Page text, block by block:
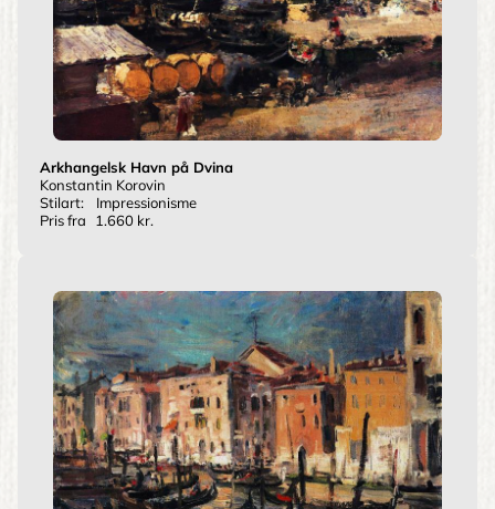
Arkhangelsk Havn på Dvina
Konstantin Korovin
Stilart:
Impressionisme
Pris fra
1.660 kr.